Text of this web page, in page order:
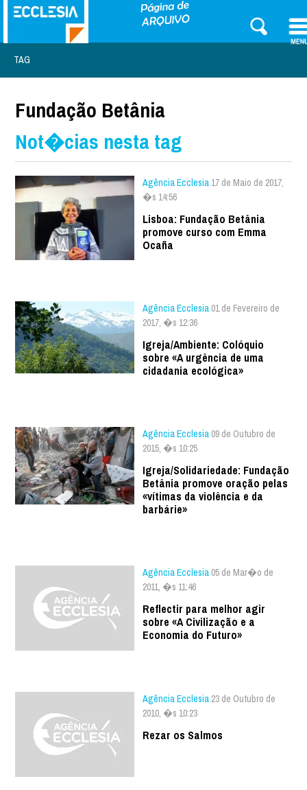
TAG
Fundação Betânia
Not�cias nesta tag
Agência Ecclesia 17 de Maio de 2017,
�s 14:56
Lisboa: Fundação Betânia
promove curso com Emma
Ocaña
Agência Ecclesia 01 de Fevereiro de
2017, �s 12:36
Igreja/Ambiente: Colóquio
sobre «A urgência de uma
cidadania ecológica»
Agência Ecclesia 09 de Outubro de
2015, �s 10:25
Igreja/Solidariedade: Fundação
Betânia promove oração pelas
«vítimas da violência e da
barbárie»
Agência Ecclesia 05 de Mar�o de
2011, �s 11:46
Reflectir para melhor agir
sobre «A Civilização e a
Economia do Futuro»
Agência Ecclesia 23 de Outubro de
2010, �s 10:23
Rezar os Salmos